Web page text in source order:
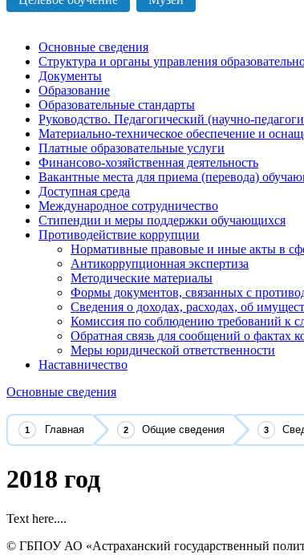
Основные сведения
Структура и органы управления
Документы
Образование
Образовательные стандарты
Руководство. Педагогический (научно-
Материально-техническое обеспечение и
Платные образовательные услуги
Финансово-хозяйственная деятельность
Вакантные места для приема (перевода)
Доступная среда
Международное сотрудничество
Стипендии и меры поддержки обучающихся
Противодействие коррупции
Нормативные правовые и иные акты в
Антикоррупционная экспертиза
Методические материалы
Формы документов, связанных с
Сведения о доходах, расходах, об
Комиссия по соблюдению требований к
Обратная связь для сообщений о фактах
Меры юридической ответственности
Наставничество
Основные сведения
Главная Общие сведения
2018 год
Text here....
© ГБПОУ АО «Астраханский государственный